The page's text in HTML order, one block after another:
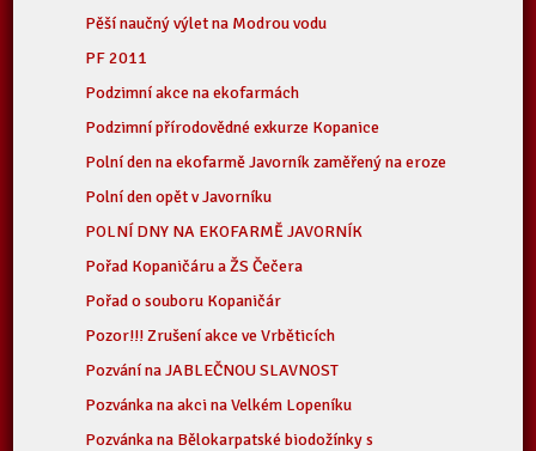
Pěší naučný výlet na Modrou vodu
PF 2011
Podzimní akce na ekofarmách
Podzimní přírodovědné exkurze Kopanice
Polní den na ekofarmě Javorník zaměřený na eroze
Polní den opět v Javorníku
POLNÍ DNY NA EKOFARMĚ JAVORNÍK
Pořad Kopaničáru a ŽS Čečera
Pořad o souboru Kopaničár
Pozor!!! Zrušení akce ve Vrběticích
Pozvání na JABLEČNOU SLAVNOST
Pozvánka na akci na Velkém Lopeníku
Pozvánka na Bělokarpatské biodožínky s